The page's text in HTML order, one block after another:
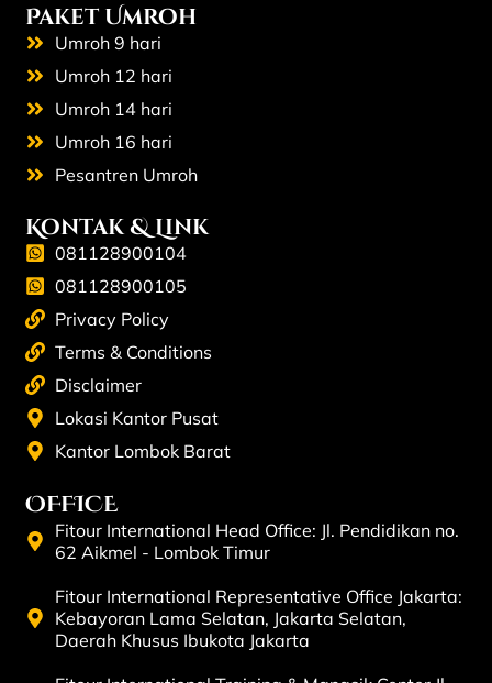
Paket Umroh
Umroh 9 hari
Umroh 12 hari
Umroh 14 hari
Umroh 16 hari
Pesantren Umroh
Kontak & Link
081128900104
081128900105
Privacy Policy
Terms & Conditions
Disclaimer
Lokasi Kantor Pusat
Kantor Lombok Barat
OFFICE
Fitour International Head Office: Jl. Pendidikan no.
62 Aikmel - Lombok Timur
Fitour International Representative Office Jakarta:
Kebayoran Lama Selatan, Jakarta Selatan,
Daerah Khusus Ibukota Jakarta